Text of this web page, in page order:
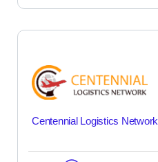
Centennial Logistics Network